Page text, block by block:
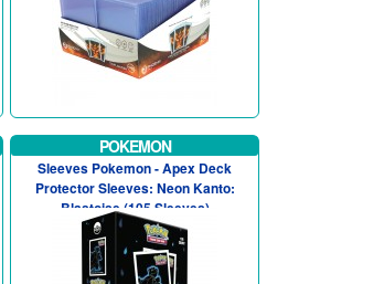
POKEMON
Sleeves Pokemon - Apex Deck
Protector Sleeves: Neon Kanto:
Blastoise (105 Sleeves)